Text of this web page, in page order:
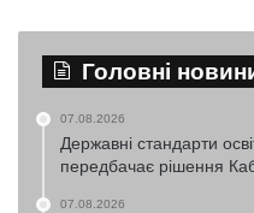
Головні
07.08.2026
Державні стандарти
передбачає рішення
07.08.2026